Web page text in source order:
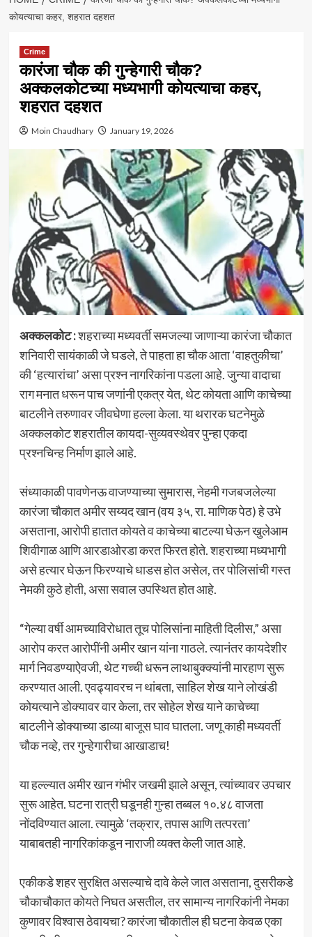
कोयत्याचा कहर, शहरात दहशत
Crime
कारंजा चौक की गुन्हेगारी चौक?
अक्कलकोटच्या मध्यभागी कोयत्याचा कहर,
शहरात दहशत
Moin Chaudhary January 19, 2026
अक्कलकोट :शहराच्या मध्यवर्ती समजल्या जाणाऱ्या कारंजा चौकात
शनिवारी सायंकाळी जे घडले, ते पाहता हा चौक आता ‘वाहतुकीचा’
की ‘हत्यारांचा’ असा प्रश्न नागरिकांना पडला आहे. जुन्या वादाचा
राग मनात धरून पाच जणांनी एकत्र येत, थेट कोयता आणि काचेच्या
बाटलीने तरुणावर जीवघेणा हल्ला केला. या थरारक घटनेमुळे
अक्कलकोट शहरातील कायदा-सुव्यवस्थेवर पुन्हा एकदा
प्रश्नचिन्ह निर्माण झाले आहे.
संध्याकाळी पावणेनऊ वाजण्याच्या सुमारास, नेहमी गजबजलेल्या
कारंजा चौकात अमीर सय्यद खान (वय ३५, रा. माणिक पेठ) हे उभे
असताना, आरोपी हातात कोयते व काचेच्या बाटल्या घेऊन खुलेआम
शिवीगाळ आणि आरडाओरडा करत फिरत होते. शहराच्या मध्यभागी
असे हत्यार घेऊन फिरण्याचे धाडस होत असेल, तर पोलिसांची गस्त
नेमकी कुठे होती, असा सवाल उपस्थित होत आहे.
“गेल्या वर्षी आमच्याविरोधात तूच पोलिसांना माहिती दिलीस,” असा
आरोप करत आरोपींनी अमीर खान यांना गाठले. त्यानंतर कायदेशीर
मार्ग निवडण्याऐवजी, थेट गच्ची धरून लाथाबुक्क्यांनी मारहाण सुरू
करण्यात आली. एवढ्यावरच न थांबता, साहिल शेख याने लोखंडी
कोयत्याने डोक्यावर वार केला, तर सोहेल शेख याने काचेच्या
बाटलीने डोक्याच्या डाव्या बाजूस घाव घातला. जणू काही मध्यवर्ती
चौक नव्हे, तर गुन्हेगारीचा आखाडाच!
या हल्ल्यात अमीर खान गंभीर जखमी झाले असून, त्यांच्यावर उपचार
सुरू आहेत. घटना रात्री घडूनही गुन्हा तब्बल १०.४८ वाजता
नोंदविण्यात आला. त्यामुळे ‘तक्रार, तपास आणि तत्परता’
याबाबतही नागरिकांकडून नाराजी व्यक्त केली जात आहे.
एकीकडे शहर सुरक्षित असल्याचे दावे केले जात असताना, दुसरीकडे
चौकाचौकात कोयते निघत असतील, तर सामान्य नागरिकांनी नेमका
कुणावर विश्वास ठेवायचा? कारंजा चौकातील ही घटना केवळ एका